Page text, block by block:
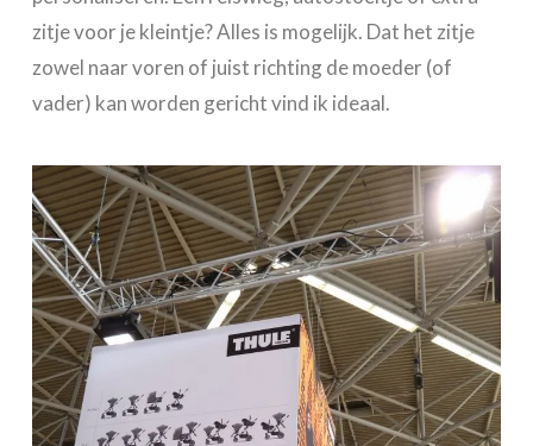
zitje voor je kleintje? Alles is mogelijk. Dat het zitje
zowel naar voren of juist richting de moeder (of
vader) kan worden gericht vind ik ideaal.